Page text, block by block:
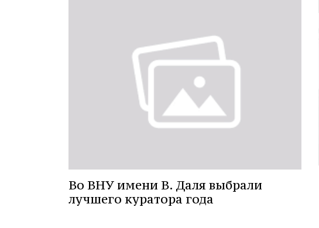
Во ВНУ имени В. Даля выбрали
лучшего куратора года